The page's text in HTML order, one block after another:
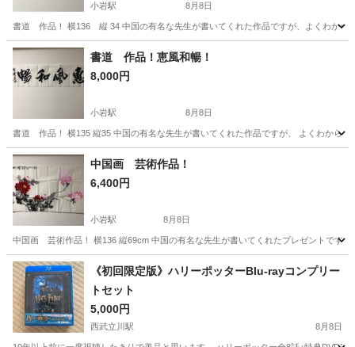
小岩駅 8月8日
書道 作品！ 横136 縦 34 中国の有名な先生が書いてくれた作品ですが、よくわから
東京 葛飾区 小岩駅 文芸 先生
書道 作品！恵風和暢！
8,000円
小岩駅 8月8日
書道 作品！ 横135 縦35 中国の有名な先生が書いてくれた作品ですが、 よくわからな
東京 葛飾区 小岩駅 文芸 先生
中国画 芸術作品！
6,400円
小岩駅 8月8日
中国画 芸術作品！ 横136 縦69cm 中国の有名な先生が書いてくれたプレゼントです
東京 葛飾区 小岩駅 文芸 先生
《初回限定版》ハリーポッターBlu-rayコンプリー
トセット
5,000円
西武立川駅 8月8日